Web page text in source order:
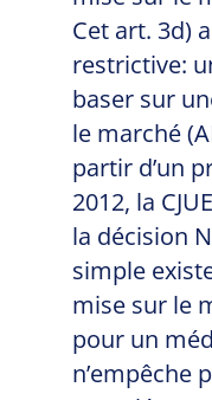
Cet art. 3d)
restrictive:
baser sur
le marché
partir d’un
2012, la
la décision
simple
mise sur le
pour un
n’empêche